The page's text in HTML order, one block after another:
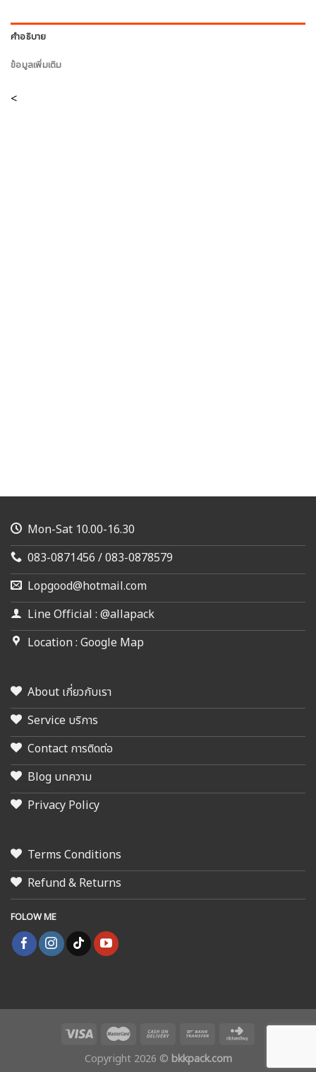
คำอธิบาย
ข้อมูลเพิ่มเติม
<
Mon-Sat 10.00-16.30
083-0871456 / 083-0878579
Lopgood@hotmail.com
Line Official : @allapack
Location : Google Map
About เกี่ยวกับเรา
Service บริการ
Contact การติดต่อ
Blog บทความ
Privacy Policy
Terms Conditions
Refund & Returns
FOLOW ME
Copyright 2026 © bkkpack.com